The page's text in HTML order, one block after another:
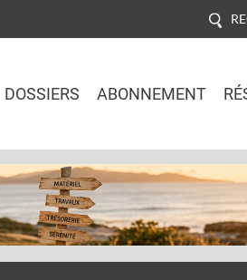
DOSSIERS ABONNEMENT